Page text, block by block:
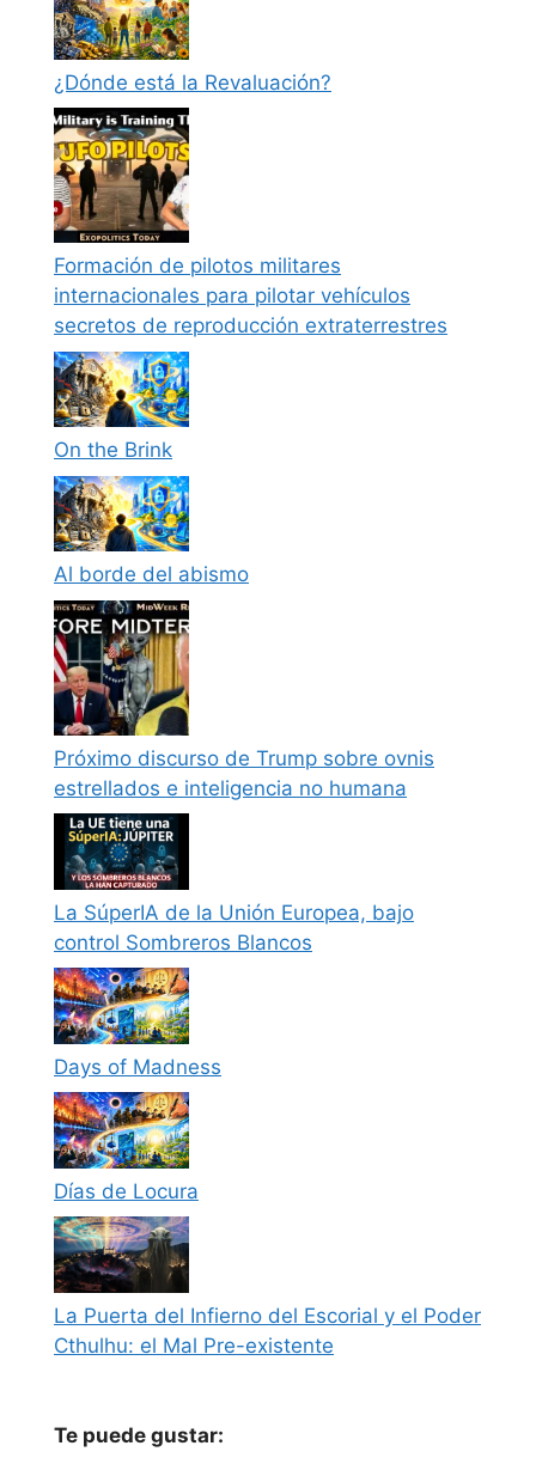
¿Dónde está la Revaluación?
Formación de pilotos militares
internacionales para pilotar vehículos
secretos de reproducción extraterrestres
On the Brink
Al borde del abismo
Próximo discurso de Trump sobre ovnis
estrellados e inteligencia no humana
La SúperIA de la Unión Europea, bajo
control Sombreros Blancos
Days of Madness
Días de Locura
La Puerta del Infierno del Escorial y el Poder
Cthulhu: el Mal Pre-existente
Te puede gustar: